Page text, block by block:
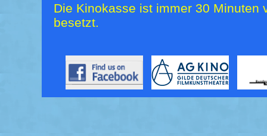
Die Kinokasse ist immer 30 Minuten
besetzt.